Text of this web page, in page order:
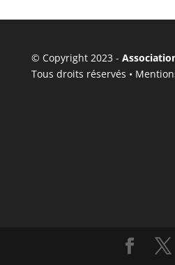
© Copyright 2023 -
Tous droits réservés •